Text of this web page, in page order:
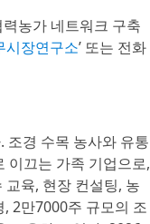
농가 네트워크 구축
시장연구소’ 또는 전화
조경 수목 농사와 유통
이끄는 가족 기업으로,
교육, 현장 컨설팅, 농
2만7000주 규모의 조